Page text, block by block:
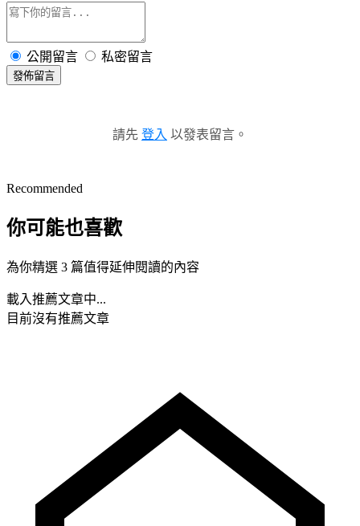
公開留言 私密留言
發佈留言
請先 登入 以發表留言。
Recommended
你可能也喜歡
為你精選 3 篇值得延伸閱讀的內容
載入推薦文章中...
目前沒有推薦文章